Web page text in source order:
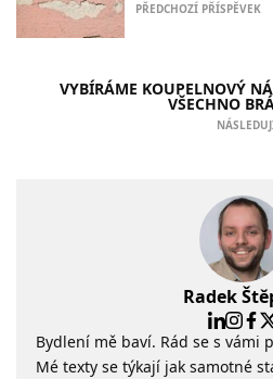
PŘEDCHOZÍ PŘÍSPĚVEK
VYBÍRÁME KOUPELNOVÝ
VŠECHNO
Radek
Bydlení mě baví. Rád se s vámi
Mé texty se týkají jak samotné